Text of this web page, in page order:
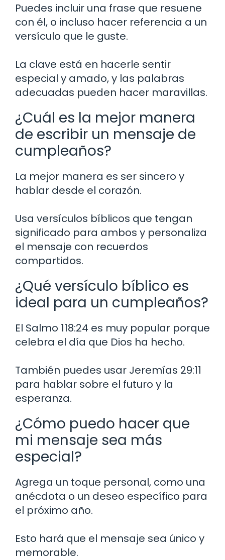
Puedes incluir una frase que resuene
con él, o incluso hacer referencia a un
versículo que le guste.
La clave está en hacerle sentir
especial y amado, y las palabras
adecuadas pueden hacer maravillas.
¿Cuál es la mejor manera
de escribir un mensaje de
cumpleaños?
La mejor manera es ser sincero y
hablar desde el corazón.
Usa versículos bíblicos que tengan
significado para ambos y personaliza
el mensaje con recuerdos
compartidos.
¿Qué versículo bíblico es
ideal para un cumpleaños?
El Salmo 118:24 es muy popular porque
celebra el día que Dios ha hecho.
También puedes usar Jeremías 29:11
para hablar sobre el futuro y la
esperanza.
¿Cómo puedo hacer que
mi mensaje sea más
especial?
Agrega un toque personal, como una
anécdota o un deseo específico para
el próximo año.
Esto hará que el mensaje sea único y
memorable.